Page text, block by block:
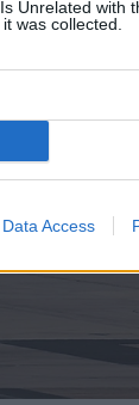
Unrelated with
was collected.
Data Access